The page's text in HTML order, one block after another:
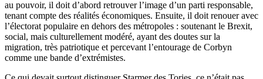
au pouvoir, il doit d’abord retrouver l’image d’un parti responsable,
tenant compte des réalités économiques. Ensuite, il doit renouer avec
l’électorat populaire en dehors des métropoles : soutenant le Brexit,
social, mais culturellement modéré, ayant des doutes sur la
migration, très patriotique et percevant l’entourage de Corbyn
comme une bande d’extrémistes.